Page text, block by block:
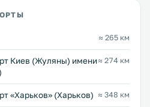
≈ 265 км
Киев (Жуляны) имени≈ 274 км
«Харьков» (Харьков) ≈ 348 км